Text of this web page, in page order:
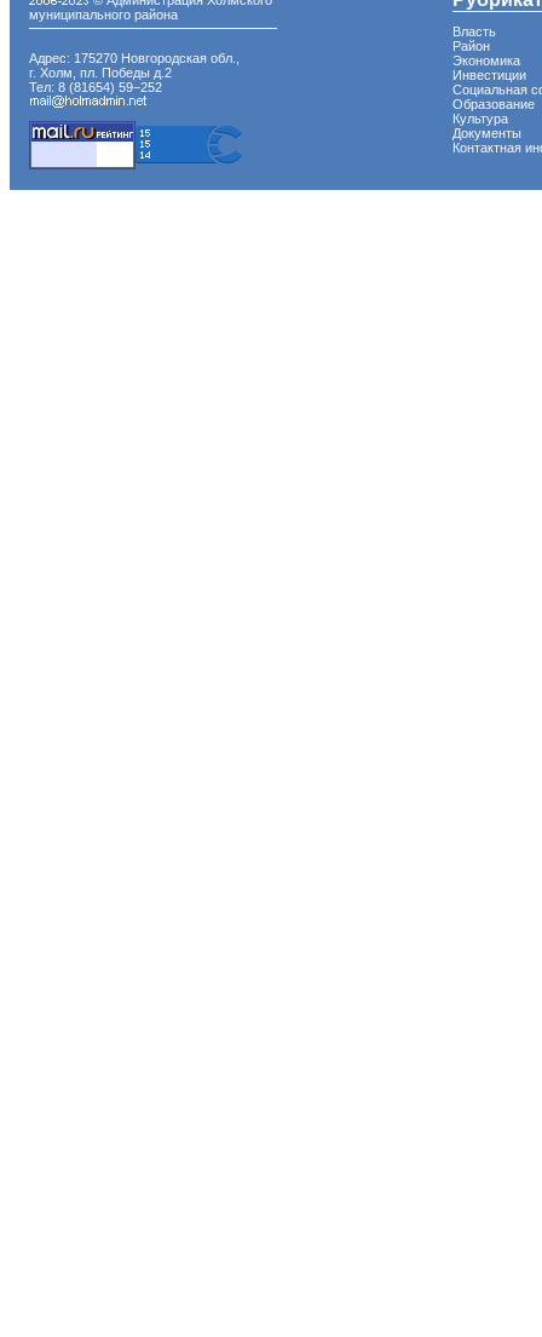
муниципального района
Адрес: 175270 Новгородская обл.,
г. Холм, пл. Победы д.2
Тел: 8 (81654) 59−252
Власть
Район
Экономика
Инвестиции
Социальная
Образование
Культура
Документы
Контактная